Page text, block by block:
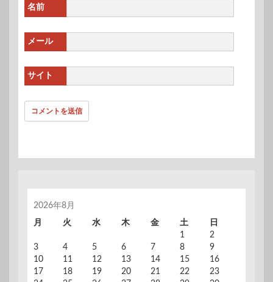
名前
メール
サイト
2026年8月
月
火 水 木 金 土
日
1
2
3
4 5 6 7 8
9
10
11 12 13 14 15
16
17
18 19 20 21 22
23